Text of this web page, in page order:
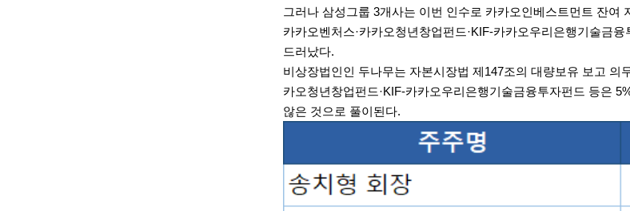
그러나 삼성그룹 3개사는 이번 인수로 카카오인베스트먼트 잔여
카카오벤처스·카카오청년창업펀드·KIF-카카오우리은행기술금융
드러났다.
비상장법인인 두나무는 자본시장법 제147조의 대량보유 보고 의
카오청년창업펀드·KIF-카카오우리은행기술금융투자펀드 등은
않은 것으로 풀이된다.